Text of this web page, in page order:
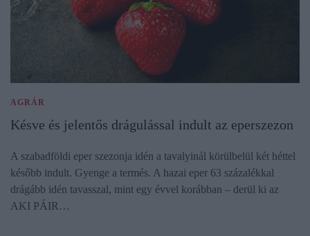
AGRÁR
Késve és jelentős drágulással indult az eperszezon
A szabadföldi eper szezonja idén a tavalyinál körülbelül két héttel
később indult. Gyenge a termés. A hazai eper 63 százalékkal
drágább idén tavasszal, mint egy évvel korábban – derül ki az
AKI PÁIR…